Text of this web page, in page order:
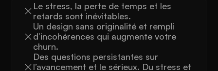
Le stress, la perte de temps et les
retards sont inévitables.
Un design sans originalité et rempli
d’incohérences qui augmente votre
churn.
Des questions persistantes sur
l’avancement et le sérieux. Du stress et